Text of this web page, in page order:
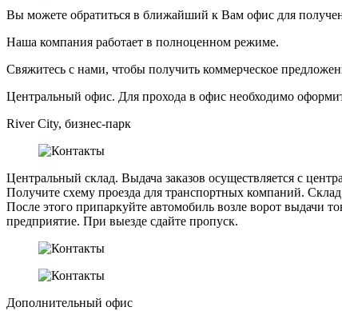
Вы можете обратиться в ближайший к Вам офис для
Наша компания работает в полноценном режиме.
Свяжитесь с нами, чтобы получить коммерческое
Центральный офис. Для прохода в офис необходимо
River City, бизнес-парк
Центральный склад. Выдача заказов осуществляется с
Получите схему проезда для транспортных компаний.
После этого припаркуйте автомобиль возле ворот выдачи
предприятие. При выезде сдайте пропуск.
Дополнительный офис